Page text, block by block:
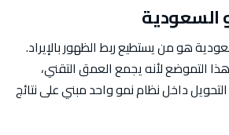
السعودية
هو من يستطيع ربط الظهور بالإيراد.
التموضع لأنه يجمع العمق التقني،
داخل نظام نمو واحد مبني على نتائج